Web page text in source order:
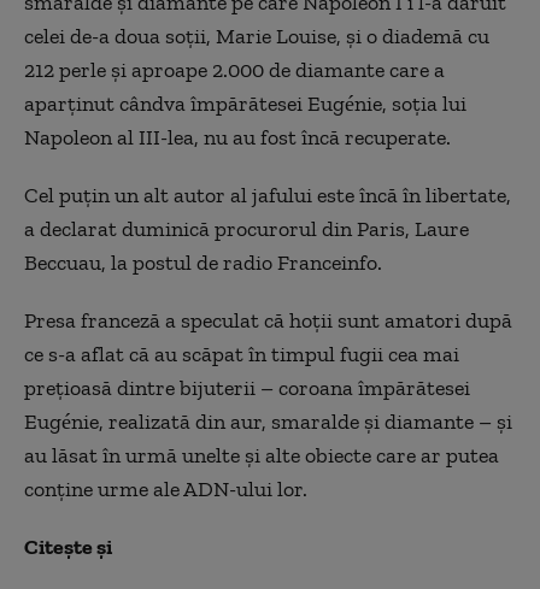
celei de-a doua soţii, Marie Louise, şi o diademă cu
212 perle şi aproape 2.000 de diamante care a
aparţinut cândva împărătesei Eugénie, soţia lui
Napoleon al III-lea, nu au fost încă recuperate.
Cel puţin un alt autor al jafului este încă în libertate,
a declarat duminică procurorul din Paris, Laure
Beccuau, la postul de radio Franceinfo.
Presa franceză a speculat că hoţii sunt amatori după
ce s-a aflat că au scăpat în timpul fugii cea mai
preţioasă dintre bijuterii – coroana împărătesei
Eugénie, realizată din aur, smaralde şi diamante – şi
au lăsat în urmă unelte şi alte obiecte care ar putea
conţine urme ale ADN-ului lor.
Citește și